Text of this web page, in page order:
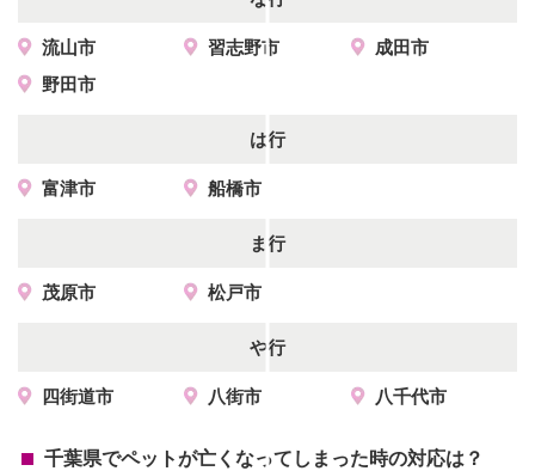
流山市 習志野市
成田市
野田市
は行
富津市 船橋市
ま行
茂原市 松戸市
や行
四街道市 八街市 八千代市
千葉県でペットが亡くなってしまった時の対応は？